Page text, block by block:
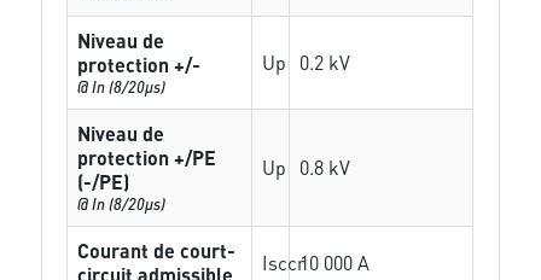
Niveau de
protection +/-
@ In (8/20µs)
Up 0.2 kV
Niveau de
protection +/PE
(-/PE)
@ In (8/20µs)
Up 0.8 kV
Courant de court-
circuit admissible
Isccr10 000 A